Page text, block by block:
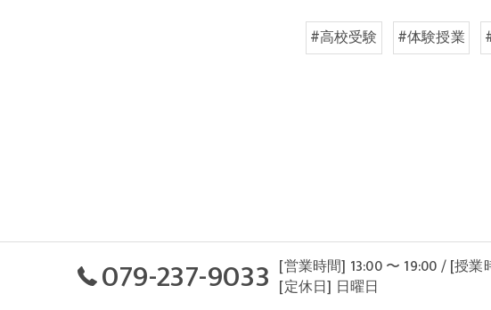
#高校受験 #体験授業
079-237-9033 [営業時間] 13:00 〜 19:00 / [授
[定休日] 日曜日